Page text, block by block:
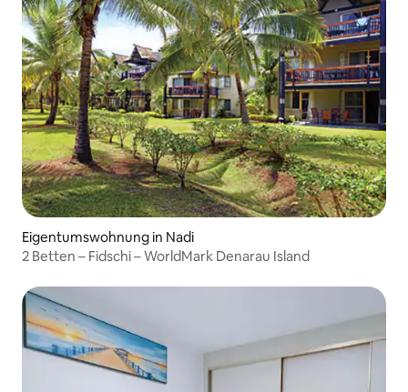
Eigentumswohnung in Nadi
2 Betten – Fidschi – WorldMark Denarau Island